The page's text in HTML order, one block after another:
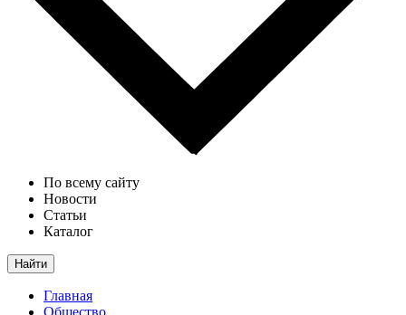
По всему сайту
Новости
Статьи
Каталог
Найти
Главная
Общество